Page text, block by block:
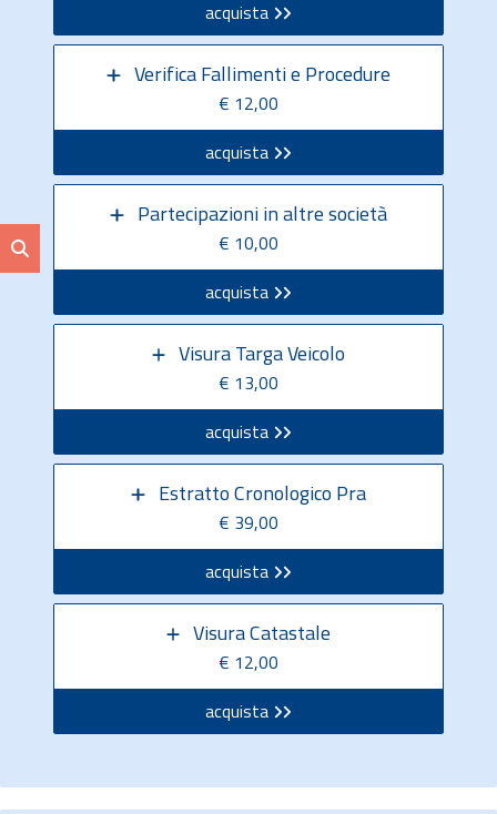
acquista
Verifica Fallimenti e Procedure
€ 12,00
acquista
Partecipazioni in altre società
€ 10,00
acquista
Visura Targa Veicolo
€ 13,00
acquista
Estratto Cronologico Pra
€ 39,00
acquista
Visura Catastale
€ 12,00
acquista